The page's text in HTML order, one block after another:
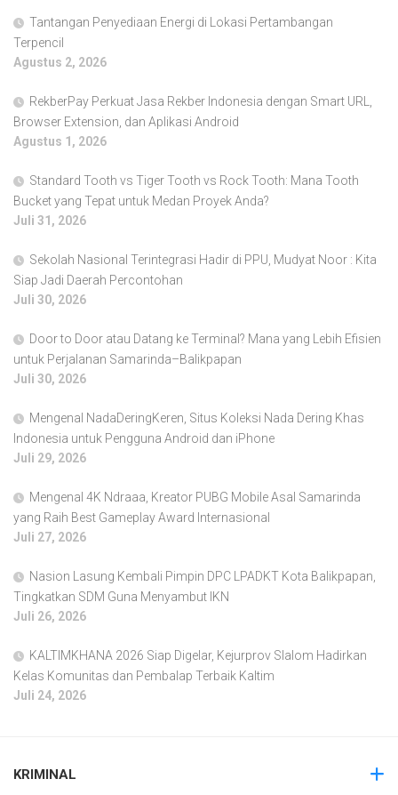
Tantangan Penyediaan Energi di Lokasi Pertambangan
Terpencil
Agustus 2, 2026
RekberPay Perkuat Jasa Rekber Indonesia dengan Smart URL,
Browser Extension, dan Aplikasi Android
Agustus 1, 2026
Standard Tooth vs Tiger Tooth vs Rock Tooth: Mana Tooth
Bucket yang Tepat untuk Medan Proyek Anda?
Juli 31, 2026
Sekolah Nasional Terintegrasi Hadir di PPU, Mudyat Noor : Kita
Siap Jadi Daerah Percontohan
Juli 30, 2026
Door to Door atau Datang ke Terminal? Mana yang Lebih Efisien
untuk Perjalanan Samarinda–Balikpapan
Juli 30, 2026
Mengenal NadaDeringKeren, Situs Koleksi Nada Dering Khas
Indonesia untuk Pengguna Android dan iPhone
Juli 29, 2026
Mengenal 4K Ndraaa, Kreator PUBG Mobile Asal Samarinda
yang Raih Best Gameplay Award Internasional
Juli 27, 2026
Nasion Lasung Kembali Pimpin DPC LPADKT Kota Balikpapan,
Tingkatkan SDM Guna Menyambut IKN
Juli 26, 2026
KALTIMKHANA 2026 Siap Digelar, Kejurprov Slalom Hadirkan
Kelas Komunitas dan Pembalap Terbaik Kaltim
Juli 24, 2026
KRIMINAL